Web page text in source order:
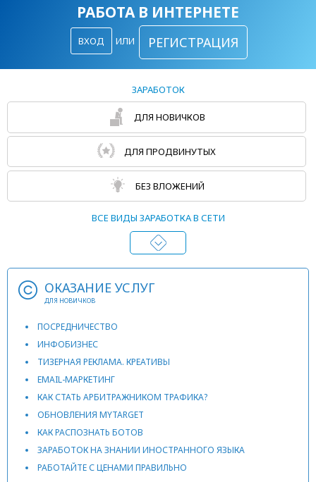
РАБОТА В ИНТЕРНЕТЕ
ВХОД ИЛИ РЕГИСТРАЦИЯ
ЗАРАБОТОК
ДЛЯ НОВИЧКОВ
ДЛЯ ПРОДВИНУТЫХ
БЕЗ ВЛОЖЕНИЙ
ВСЕ ВИДЫ ЗАРАБОТКА В СЕТИ
ОКАЗАНИЕ УСЛУГ
ДЛЯ НОВИЧКОВ
ПОСРЕДНИЧЕСТВО
ИНФОБИЗНЕС
ТИЗЕРНАЯ РЕКЛАМА. КРЕАТИВЫ
EMAIL-МАРКЕТИНГ
КАК СТАТЬ АРБИТРАЖНИКОМ ТРАФИКА?
ОБНОВЛЕНИЯ MYTARGET
КАК РАСПОЗНАТЬ БОТОВ
ЗАРАБОТОК НА ЗНАНИИ ИНОСТРАННОГО ЯЗЫКА
РАБОТАЙТЕ С ЦЕНАМИ ПРАВИЛЬНО